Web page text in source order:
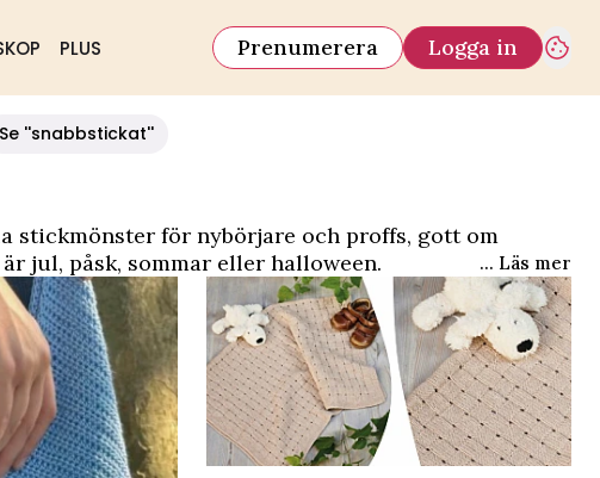
PLUS Prenumerera Logga in
Se ''snabbstickat''
stickmönster för nybörjare och proffs, gott om
jul, påsk, sommar eller halloween.
dina alster!
... Läs mer